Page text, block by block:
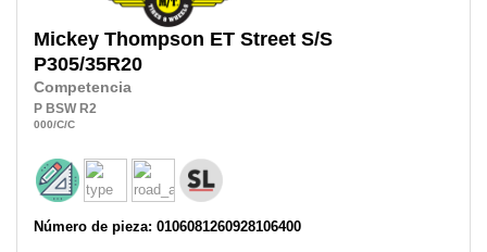
Mickey Thompson ET Street S/S
P305/35R20
Competencia
P BSW R2
000/C/C
Número de pieza: 0106081260928106400